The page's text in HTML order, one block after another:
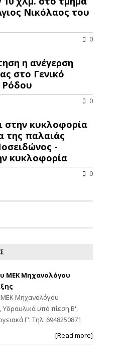
Νικόλαος του
0
η ανέγερση
στο Γενικό
Ρόδου
0
στην κυκλοφορία
της παλαιάς
-
κυκλοφορία
0
ΜΕΚ Μηχανολόγου
ΜΕΚ Μηχανολόγου
υπό πίεση Β',
Γ'. Τηλ: 6948250871
[Read more]